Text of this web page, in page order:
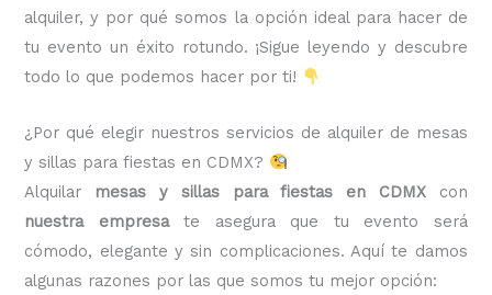
alquiler, y por qué somos la opción ideal para hacer de
tu evento un éxito rotundo. ¡Sigue leyendo y descubre
todo lo que podemos hacer por ti!
¿Por qué elegir nuestros servicios de alquiler de mesas
y sillas para fiestas en CDMX?
Alquilar mesas y sillas para fiestas en CDMXcon
nuestra empresate asegura que tu evento será
cómodo, elegante y sin complicaciones. Aquí te damos
algunas razones por las que somos tu mejor opción: